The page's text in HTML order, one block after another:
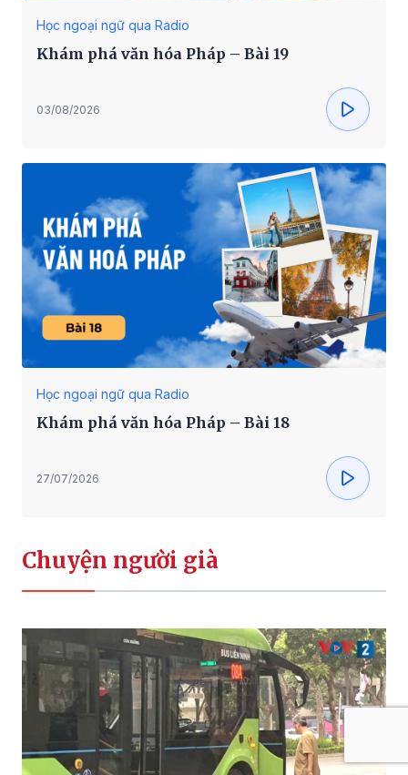
Học ngoại ngữ qua Radio
Khám phá văn hóa Pháp – Bài 19
03/08/2026
Học ngoại ngữ qua Radio
Khám phá văn hóa Pháp – Bài 18
27/07/2026
Chuyện người già